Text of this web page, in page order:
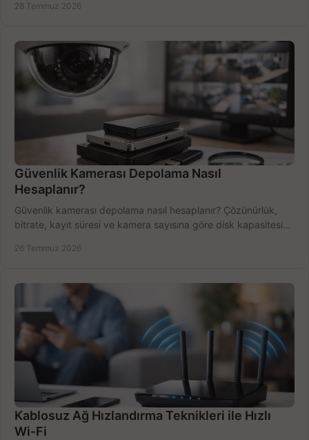
28 Temmuz 2026
Güvenlik Kamerası Depolama Nasıl
Hesaplanır?
Güvenlik kamerası depolama nasıl hesaplanır? Çözünürlük,
bitrate, kayıt süresi ve kamera sayısına göre disk kapasitesini
26 Temmuz 2026
Kablosuz Ağ Hızlandırma Teknikleri ile Hızlı
Wi-Fi